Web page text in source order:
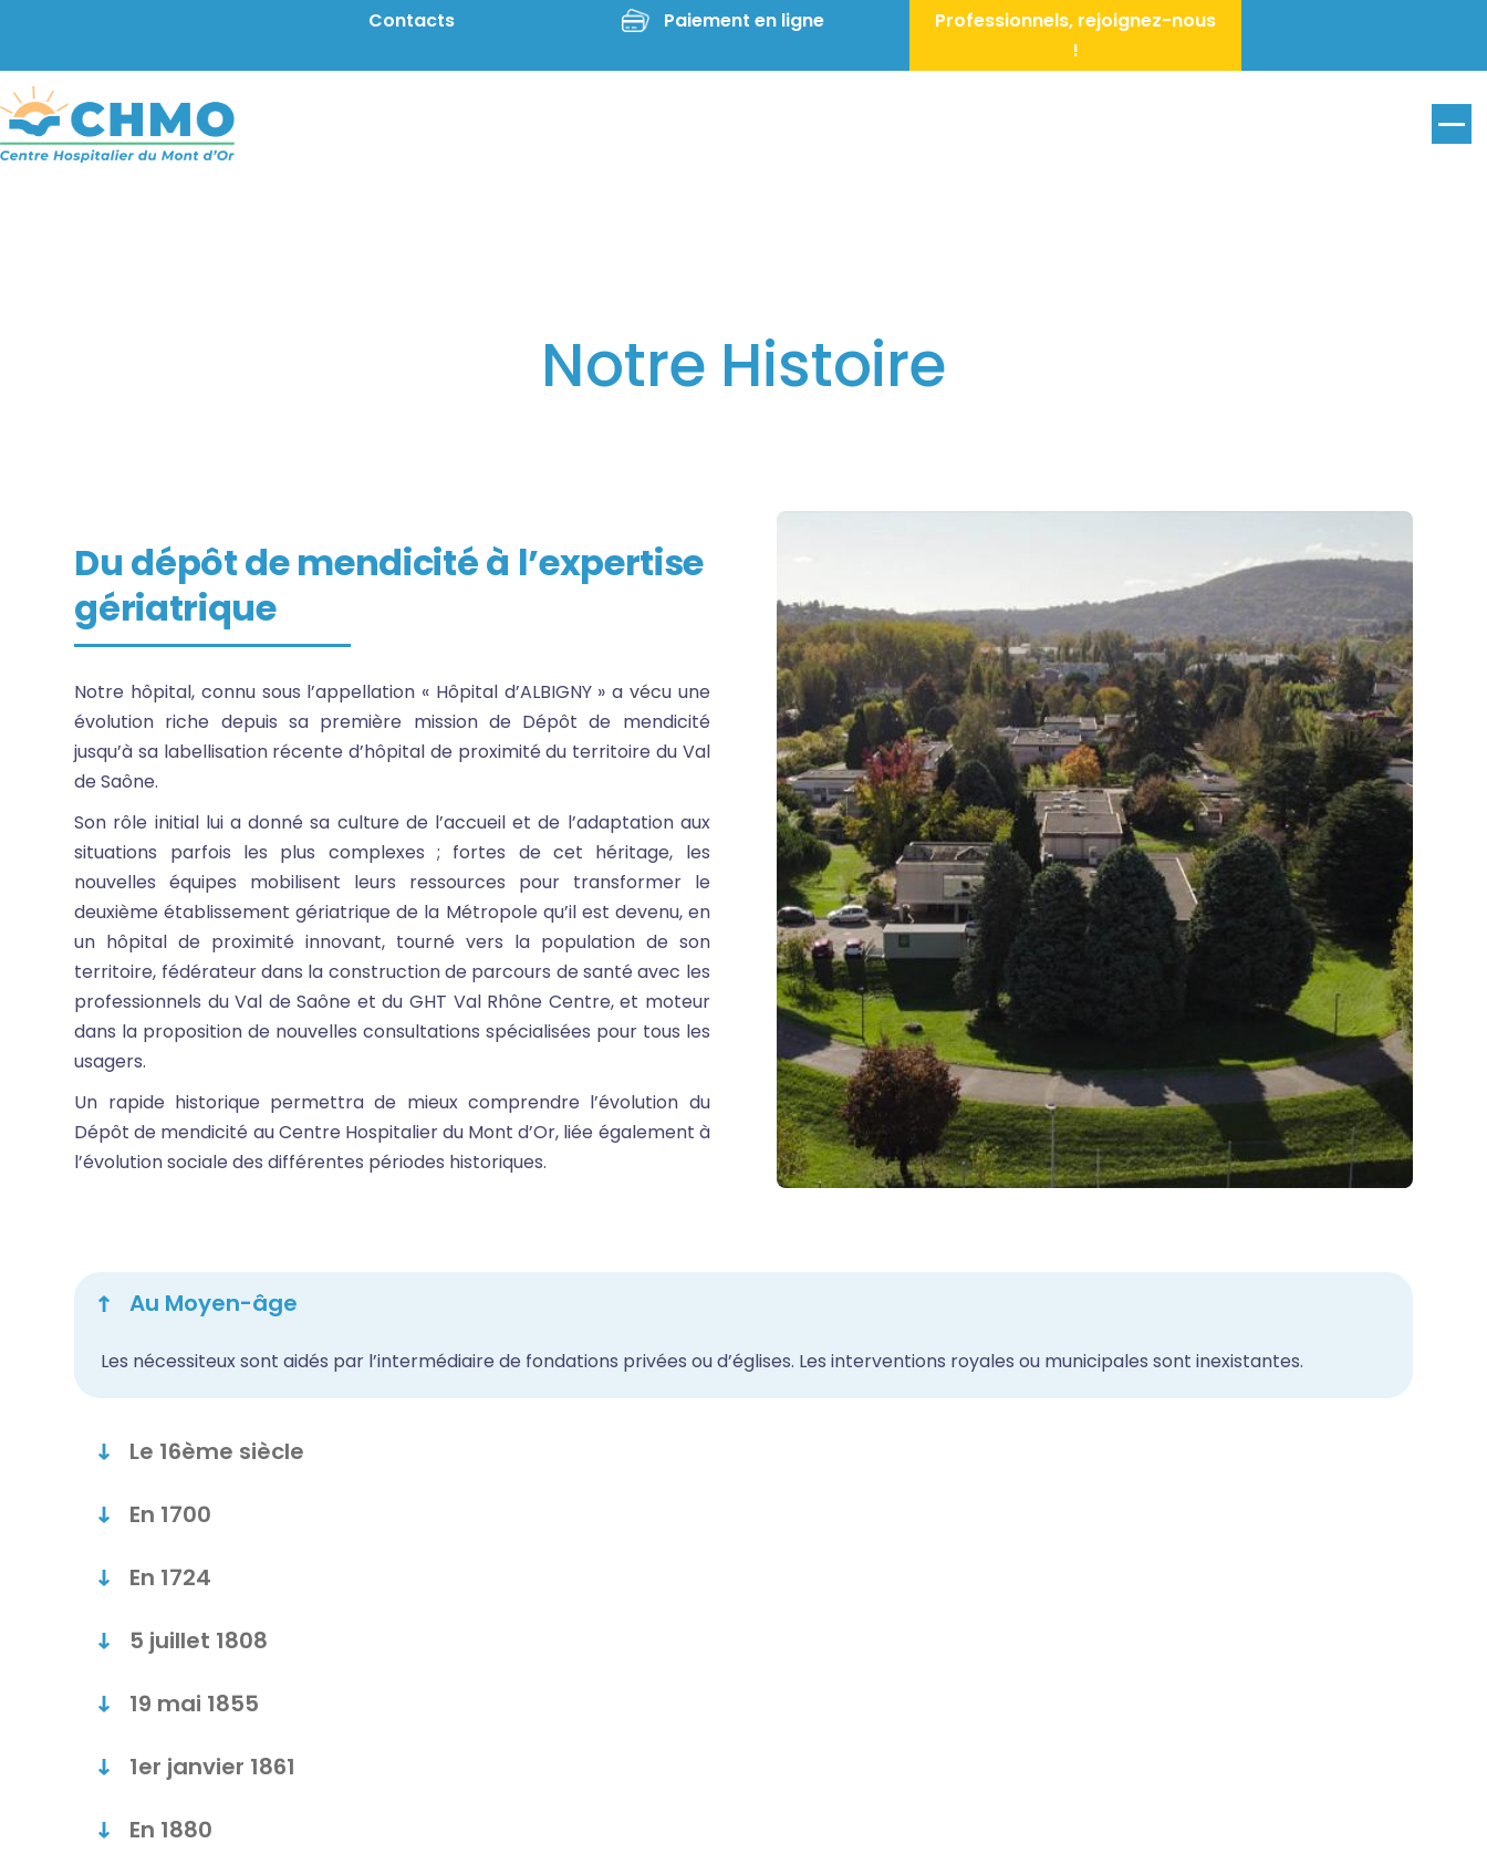
Contacts Paiement en ligne
Professionnels, rejoignez-nous
!
Notre Histoire
Du dépôt de mendicité à l’expertise
gériatrique
Notre hôpital, connu sous l’appellation « Hôpital d’ALBIGNY » a vécu une
évolution riche depuis sa première mission de Dépôt de mendicité
jusqu’à sa labellisation récente d’hôpital de proximité du territoire du Val
de Saône.
Son rôle initial lui a donné sa culture de l’accueil et de l’adaptation aux
situations parfois les plus complexes ; fortes de cet héritage, les
nouvelles équipes mobilisent leurs ressources pour transformer le
deuxième établissement gériatrique de la Métropole qu’il est devenu, en
un hôpital de proximité innovant, tourné vers la population de son
territoire, fédérateur dans la construction de parcours de santé avec les
professionnels du Val de Saône et du GHT Val Rhône Centre, et moteur
dans la proposition de nouvelles consultations spécialisées pour tous les
usagers.
Un rapide historique permettra de mieux comprendre l’évolution du
Dépôt de mendicité au Centre Hospitalier du Mont d’Or, liée également à
l’évolution sociale des différentes périodes historiques.
Au Moyen-âge
Les nécessiteux sont aidés par l’intermédiaire de fondations privées ou d’églises. Les interventions royales ou municipales sont inexistantes.
Le 16ème siècle
En 1700
En 1724
5 juillet 1808
19 mai 1855
1er janvier 1861
En 1880